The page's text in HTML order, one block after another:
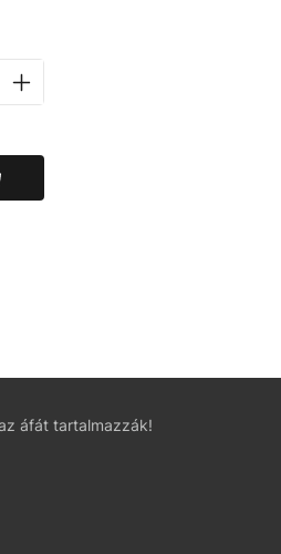
áfát tartalmazzák!